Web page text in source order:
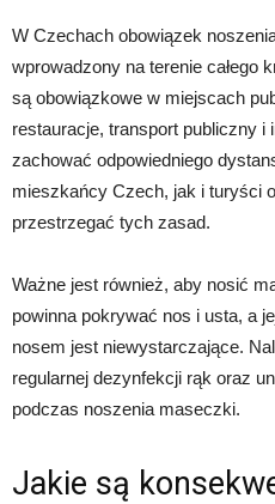
W Czechach obowiązek
wprowadzony na terenie całego
są obowiązkowe w miejscach
restauracje, transport publiczny i
zachować odpowiedniego
mieszkańcy Czech, jak i turyści
przestrzegać tych zasad.
Ważne jest również, aby nosić
powinna pokrywać nos i usta, a
nosem jest niewystarczające.
regularnej dezynfekcji rąk oraz
podczas noszenia maseczki.
Jakie są